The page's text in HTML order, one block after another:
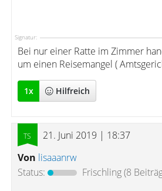
Signatur:
Bei nur einer Ratte im Zimmer
um einen Reisemangel (
1x Hilfreich
21. Juni 2019 | 18:37
Von lisaaanrw
Status:
Frischling(8